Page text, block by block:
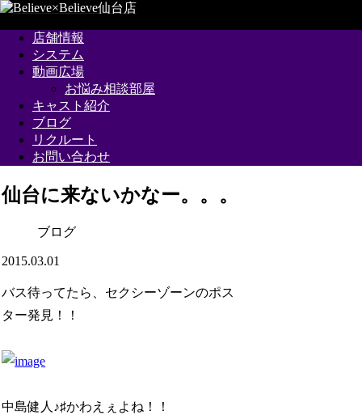
店舗情報
システム
動画広場
お悩み相談部屋
キャスト紹介
ブログ
リクルート
お問い合わせ
仙台に来ないかなー。。。
ブログ
2015.03.01
バス待ってたら、セクシーゾーンのポス
ター発見！！
中島健人♪♯かわえぇよね！！